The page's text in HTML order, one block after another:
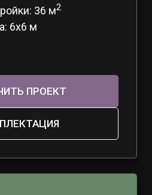
36 м2
6х6 м
ПРОЕКТ